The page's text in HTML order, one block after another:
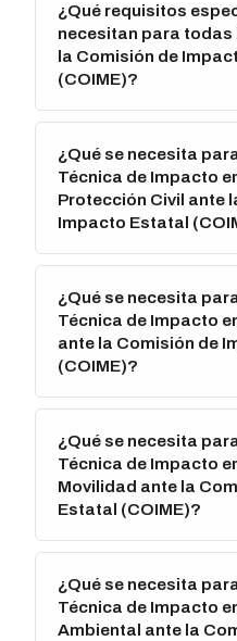
¿Qué requisitos
necesitan para
la Comisión de
(COIME)?
¿Qué se necesita
Técnica de Impacto
Protección Civil ante
Impacto Estatal
¿Qué se necesita
Técnica de Impacto
ante la Comisión de
(COIME)?
¿Qué se necesita
Técnica de Impacto
Movilidad ante la
Estatal (COIME)?
¿Qué se necesita
Técnica de Impacto
Ambiental ante la